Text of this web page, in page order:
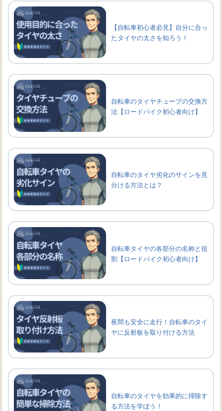
【自転車初心者必見】自分に合っ
たタイヤの太さを知ろう！
自転車のタイヤチューブの交換方
法【ロードバイク初心者向け】
自転車のタイヤ劣化のサインを見
分ける方法とは？
自転車タイヤの各部分の名称と役
割【ロードバイク初心者向け】
夜間も安全に走行！自転車のタイ
ヤに反射板を取り付ける方法
自転車のタイヤを効果的に掃除す
る方法を学ぼう！